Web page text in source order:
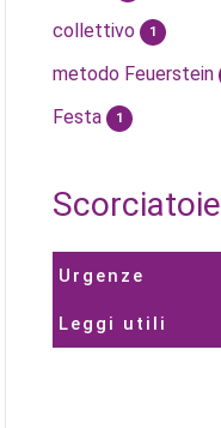
collettivo 1
metodo Feuerstein
Festa 1
Scorciatoie
Urgenze
Leggi utili